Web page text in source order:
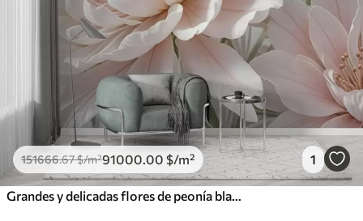
151666.67$/m²91000 .00 $/m² 1